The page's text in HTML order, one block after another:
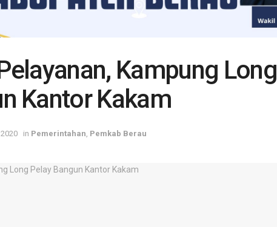
Kampung Long
Kantor Kakam
in Pemerintahan, Pemkab Berau